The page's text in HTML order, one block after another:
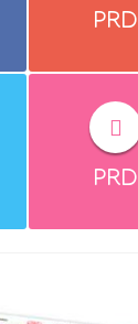
PRD
PRD